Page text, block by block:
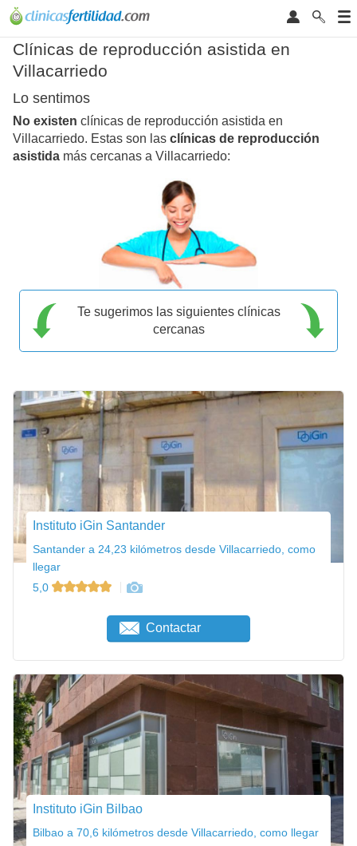
Clínicas de reproducción asistida en
Villacarriedo
Lo sentimos
No existen clínicas de reproducción asistida en
Villacarriedo. Estas son las clínicas de reproducción
asistida más cercanas a Villacarriedo:
Te sugerimos las siguientes clínicas
cercanas
Instituto iGin Santander
Santander a 24,23 kilómetros desde Villacarriedo, como
llegar
5,0
Contactar
Instituto iGin Bilbao
Bilbao a 70,6 kilómetros desde Villacarriedo, como llegar